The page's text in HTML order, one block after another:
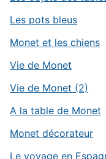
Les pots bleus
Monet et les chiens
Vie de Monet
Vie de Monet (2)
A la table de Monet
Monet décorateur
Le voyage en